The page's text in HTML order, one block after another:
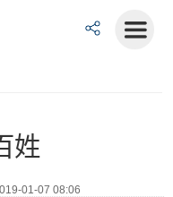
姓
01-07 08:06